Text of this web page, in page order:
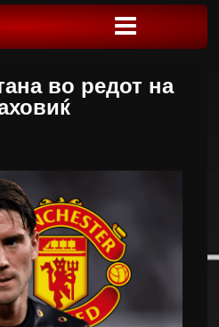
во редот на